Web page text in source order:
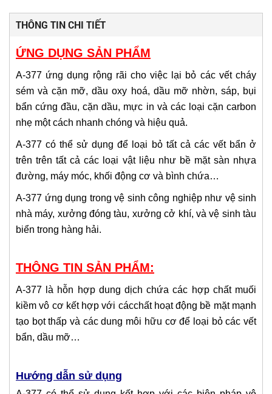
THÔNG TIN CHI TIẾT
ỨNG DỤNG SẢN PHẨM
A-377 ứng dụng rộng rãi cho việc lại bỏ các vết cháy
sém và cặn mỡ, dầu oxy hoá, dầu mỡ nhờn, sáp, bụi
bẩn cứng đầu, cặn dầu, mực in và các loại cặn carbon
nhẹ một cách nhanh chóng và hiệu quả.
A-377 có thể sử dụng để loại bỏ tất cả các vết bẩn ở
trên trên tất cả các loại vật liệu như bề mặt sàn nhựa
đường, máy móc, khối động cơ và bình chứa…
A-377 ứng dụng trong vệ sinh công nghiệp như vệ sinh
nhà máy, xưởng đóng tàu, xưởng cở khí, và vệ sinh tàu
biển trong hàng hải.
THÔNG TIN SẢN PHẨM:
A-377 là hỗn hợp dung dịch chứa các hợp chất muối
kiềm vô cơ kết hợp với cácchất hoạt động bề mặt mạnh
tạo bọt thấp và các dung môi hữu cơ để loại bỏ các vết
bẩn, dầu mỡ…
Hướng dẫn sử dụng